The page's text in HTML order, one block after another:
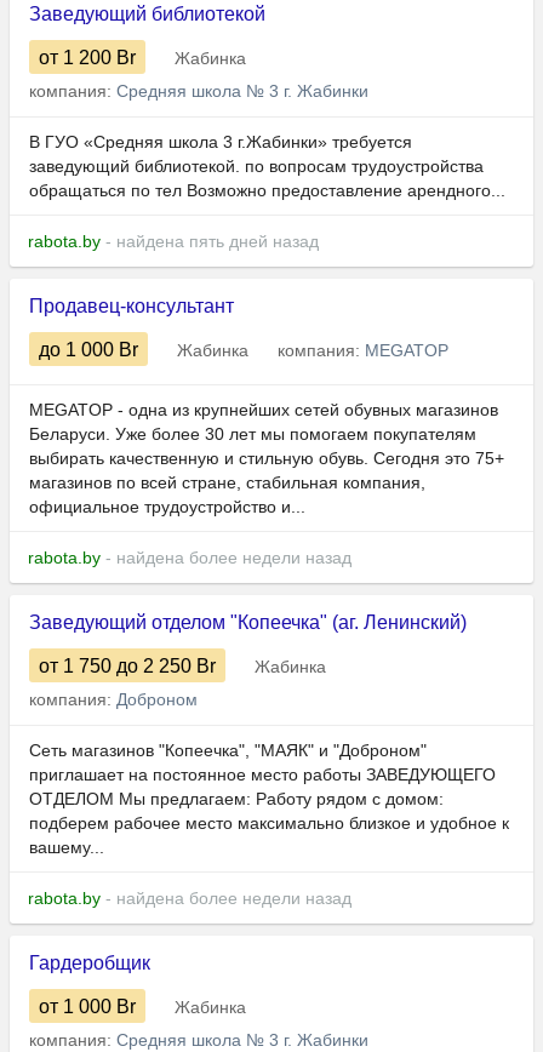
Заведующий библиотекой
от 1 200 Br
Жабинка
компания: Средняя школа № 3 г. Жабинки
В ГУО «Средняя школа 3 г.Жабинки» требуется
заведующий библиотекой. по вопросам трудоустройства
обращаться по тел Возможно предоставление арендного...
rabota.by - найдена пять дней назад
Продавец-консультант
до 1 000 Br Жабинка компания: MEGATOP
MEGATOP - одна из крупнейших сетей обувных магазинов
Беларуси. Уже более 30 лет мы помогаем покупателям
выбирать качественную и стильную обувь. Сегодня это 75+
магазинов по всей стране, стабильная компания,
официальное трудоустройство и...
rabota.by - найдена более недели назад
Заведующий отделом "Копеечка" (аг. Ленинский)
от 1 750 до 2 250 Br
Жабинка
компания: Доброном
Сеть магазинов "Копеечка", "МАЯК" и "Доброном"
приглашает на постоянное место работы ЗАВЕДУЮЩЕГО
ОТДЕЛОМ Мы предлагаем: Работу рядом с домом:
подберем рабочее место максимально близкое и удобное к
вашему...
rabota.by - найдена более недели назад
Гардеробщик
от 1 000 Br
Жабинка
компания: Средняя школа № 3 г. Жабинки